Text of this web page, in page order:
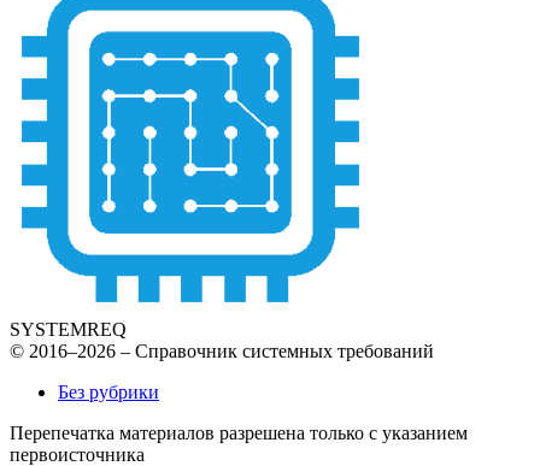
SYSTEMREQ
© 2016–2026 – Справочник системных требований
Без рубрики
Перепечатка материалов разрешена только с указанием
первоисточника